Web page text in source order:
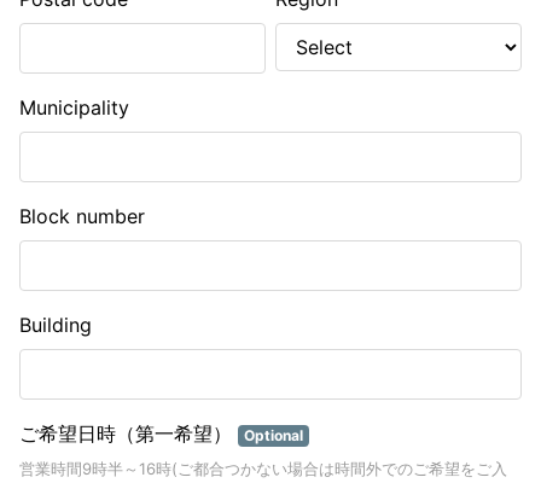
Municipality
Block number
Building
ご希望日時（第一希望） Optional
営業時間9時半～16時(ご都合つかない場合は時間外でのご希望をご入